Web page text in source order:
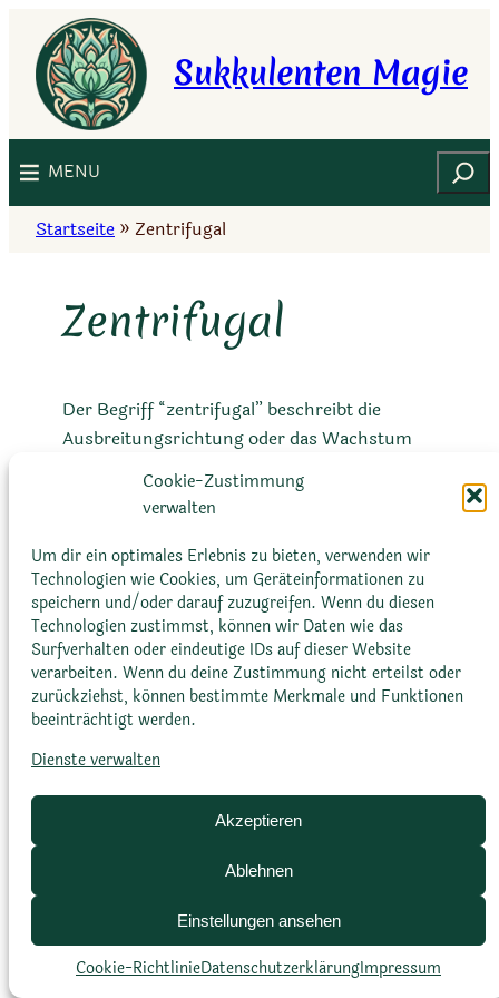
Cookie-Zustimmung
verwalten
Um dir ein optimales Erlebnis zu bieten, verwenden wir
Technologien wie Cookies, um Geräteinformationen zu
speichern und/oder darauf zuzugreifen. Wenn du diesen
Technologien zustimmst, können wir Daten wie das
Surfverhalten oder eindeutige IDs auf dieser Website
verarbeiten. Wenn du deine Zustimmung nicht erteilst oder
zurückziehst, können bestimmte Merkmale und Funktionen
beeinträchtigt werden.
Dienste verwalten
Akzeptieren
Ablehnen
Einstellungen ansehen
Cookie-RichtlinieDatenschutz­erklärungImpressum
Inhalt
springen
Sukkulenten Magie
MENU Suchen
Startseite » Zentrifugal
Zentrifugal
Der Begriff “zentrifugal” beschreibt die
Ausbreitungsrichtung oder das Wachstum
von Pflanzenteilen von der Mitte oder dem
Zentrum einer Pflanze weg. Bei einigen
Triebe oder Blüten zentrifugal entwickeln.
Datenschutz­erklärung
Cookie-Richtlinie (EU)